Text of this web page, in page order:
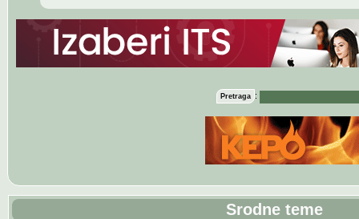
Pretraga :
Srodne teme